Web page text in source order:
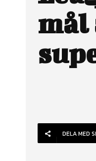
mål
DELA MED